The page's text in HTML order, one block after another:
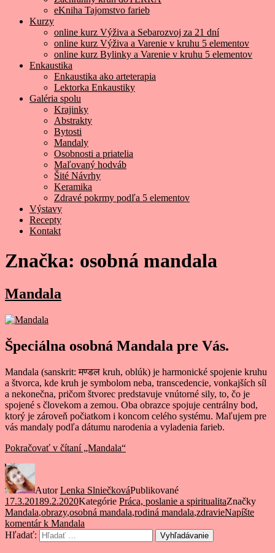
eKniha Tajomstvo farieb
Kurzy
online kurz Výživa a Sebarozvoj za 21 dní
online kurz Výživa a Varenie v kruhu 5 elementov
online kurz Bylinky a Varenie v kruhu 5 elementov
Enkaustika
Enkaustika ako arteterapia
Lektorka Enkaustiky
Galéria spolu
Krajinky
Abstrakty
Bytosti
Mandaly
Osobnosti a priatelia
Maľovaný hodváb
Šité Návrhy
Keramika
Zdravé pokrmy podľa 5 elementov
Výstavy
Recepty
Kontakt
Značka: osobná mandala
Mandala
Špeciálna osobná Mandala pre Vás.
Mandala (sanskrit: मण्डल kruh, oblúk) je harmonické spojenie kruhu
a štvorca, kde kruh je symbolom neba, transcedencie, vonkajších síl
a nekonečna, pričom štvorec predstavuje vnútorné sily, to, čo je
spojené s človekom a zemou. Oba obrazce spojuje centrálny bod,
ktorý je zároveň počiatkom i koncom celého systému. Maľujem pre
vás mandaly podľa dátumu narodenia a vyladenia farieb.
Pokračovať v čítaní„Mandala“
AutorLenka SlniečkováPublikované
17.3.20189.2.2020Kategórie Práca, poslanie a spiritualitaZnačky
Mandala,obrazy,osobná mandala,rodiná mandala,zdravieNapíšte
komentárk Mandala
Hľadať:
Vyhľadávanie